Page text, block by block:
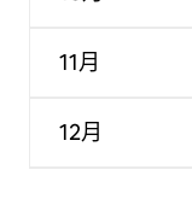
11月
12月